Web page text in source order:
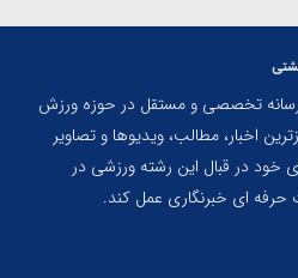
تخصصی و مستقل در حوزه ورزش
اخبار، مطالب، ویدیوها و تصاویر
خود در قبال این رشته ورزشی در
حرفه ای خبرنگاری عمل کند.